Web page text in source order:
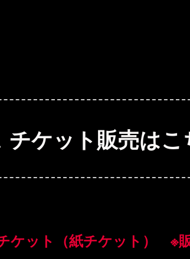
ケット販売は
ケット（紙チケット） ※販